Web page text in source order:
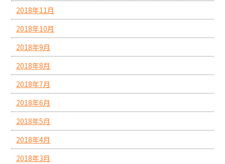
2018年11月
2018年10月
2018年9月
2018年8月
2018年7月
2018年6月
2018年5月
2018年4月
2018年3月